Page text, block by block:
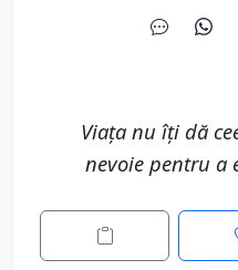
Viaţa nu îți dă
nevoie pentru a